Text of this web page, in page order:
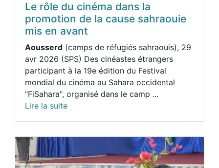
Le rôle du cinéma dans la
promotion de la cause sahraouie
mis en avant
Aousserd (camps de réfugiés sahraouis), 29
avr 2026 (SPS) Des cinéastes étrangers
participant à la 19e édition du Festival
mondial du cinéma au Sahara occidental
"FiSahara", organisé dans le camp ...
Lire la suite